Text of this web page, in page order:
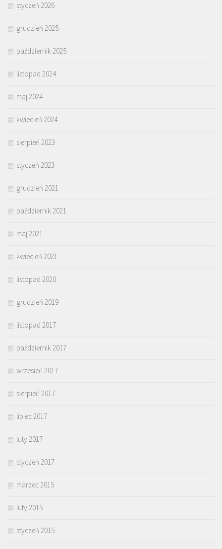
styczeń 2026
grudzień 2025
październik 2025
listopad 2024
maj 2024
kwiecień 2024
sierpień 2023
styczeń 2023
grudzień 2021
październik 2021
maj 2021
kwiecień 2021
listopad 2020
grudzień 2019
listopad 2017
październik 2017
wrzesień 2017
sierpień 2017
lipiec 2017
luty 2017
styczeń 2017
marzec 2015
luty 2015
styczeń 2015